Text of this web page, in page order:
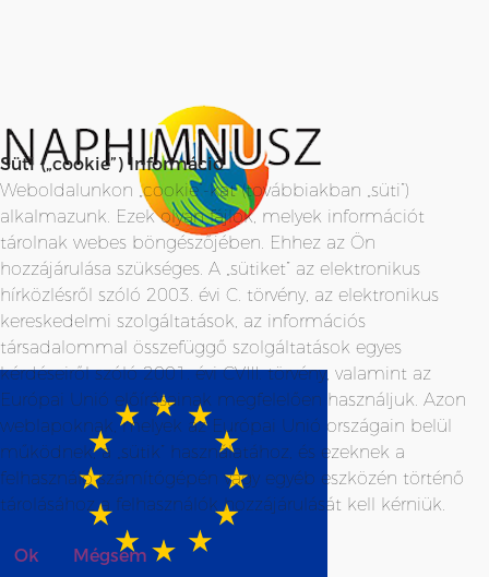
Süti („cookie”) Információ
Weboldalunkon „cookie”-kat (továbbiakban „süti”)
alkalmazunk. Ezek olyan fájlok, melyek információt
tárolnak webes böngészőjében. Ehhez az Ön
hozzájárulása szükséges. A „sütiket” az elektronikus
hírközlésről szóló 2003. évi C. törvény, az elektronikus
kereskedelmi szolgáltatások, az információs
társadalommal összefüggő szolgáltatások egyes
kérdéseiről szóló 2001. évi CVIII. törvény, valamint az
Európai Unió előírásainak megfelelően használjuk. Azon
weblapoknak, melyek az Európai Unió országain belül
működnek, a „sütik” használatához, és ezeknek a
felhasználó számítógépén vagy egyéb eszközén történő
tárolásához a felhasználók hozzájárulását kell kérniük.
Ok Mégsem